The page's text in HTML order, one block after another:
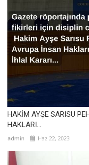
HAKİM AYŞE SARISU
HAKLARI...
admin Haz 22, 2023